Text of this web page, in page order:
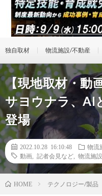
独自取材 物流施設/不動産
【現地取材・動
サヨウナラ、AI
登場
2022.10.28 16:10:48
物流
動画
記者会見など 物流施設
HOME テクノロジー/製品